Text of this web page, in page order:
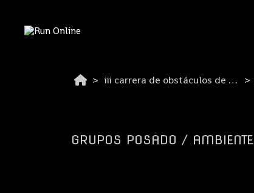
iii carrera de obstáculos de guadalajara 2026
GRUPOS POSADO / AMBIENTE